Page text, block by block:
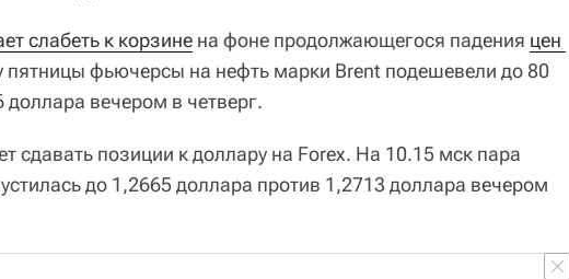
слабеть к корзине на фоне продолжающегося падения цен
пятницы фьючерсы на нефть марки Brent подешевели до 80
доллара вечером в четверг.
сдавать позиции к доллару на Forex. На 10.15 мск пара
до 1,2665 доллара против 1,2713 доллара вечером